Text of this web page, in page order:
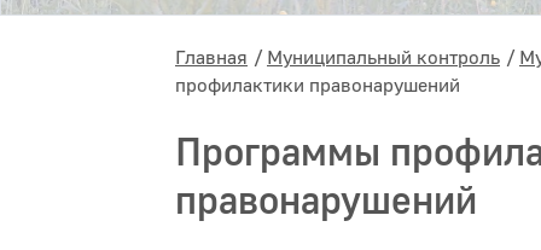
Главная Муниципальный контроль
профилактики правонарушений
Программы
правонарушений